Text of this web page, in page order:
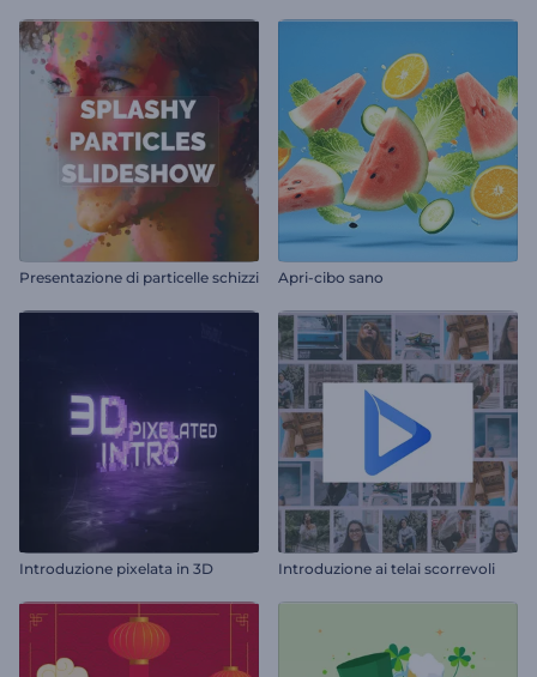
Presentazione di particelle schizzi Apri-cibo sano
Introduzione pixelata in 3D Introduzione ai telai scorrevoli